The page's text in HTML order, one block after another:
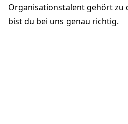
Organisationstalent gehört zu
bist du bei uns genau richtig.